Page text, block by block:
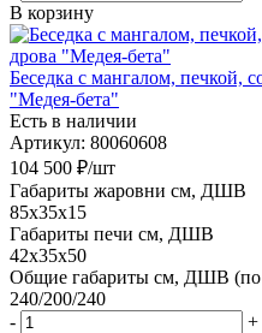
В корзину
Беседка с мангалом, печкой,
"Медея-бета"
Есть в наличии
Артикул: 80060608
104 500 ₽/шт
Габариты жаровни см, ДШВ
85x35x15
Габариты печи см, ДШВ
42x35x50
Общие габариты см, ДШВ
240/200/240
-
+